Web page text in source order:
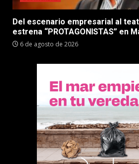
Del escenario empresarial al
estrena “PROTAGONISTAS” en
6 de agosto de 2026